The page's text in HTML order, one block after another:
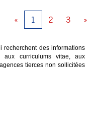
« 1 2 3 »
des informations
curriculums vitae, aux
tierces non sollicitées